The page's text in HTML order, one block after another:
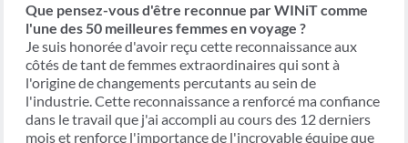
Que pensez-vous d'être reconnue par WINiT comme
l'une des 50 meilleures femmes en voyage ?
Je suis honorée d'avoir reçu cette reconnaissance aux
côtés de tant de femmes extraordinaires qui sont à
l'origine de changements percutants au sein de
l'industrie. Cette reconnaissance a renforcé ma confiance
dans le travail que j'ai accompli au cours des 12 derniers
mois et renforce l'importance de l'incroyable équipe que